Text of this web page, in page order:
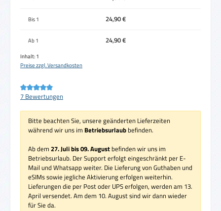
Bis1 24,90 €
Ab1 24,90 €
Inhalt:1
Preise zzgl. Versandkosten
Durchschnittliche Bewertung von 5 von 5 Sternen
7 Bewertungen
Bitte beachten Sie, unsere geänderten Lieferzeiten
während wir uns im Betriebsurlaub befinden.
Ab dem 27. Juli bis 09. August befinden wir uns im
Betriebsurlaub. Der Support erfolgt eingeschränkt per E-
Mail und Whatsapp weiter. Die Lieferung von Guthaben und
eSIMs sowie jegliche Aktivierung erfolgen weiterhin.
Lieferungen die per Post oder UPS erfolgen, werden am 13.
April versendet. Am dem 10. August sind wir dann wieder
für Sie da.